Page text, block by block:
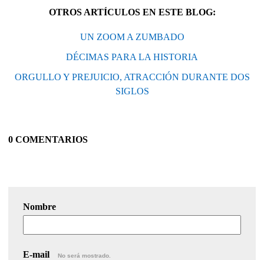
OTROS ARTÍCULOS EN ESTE BLOG:
UN ZOOM A ZUMBADO
DÉCIMAS PARA LA HISTORIA
ORGULLO Y PREJUICIO, ATRACCIÓN DURANTE DOS
SIGLOS
0 COMENTARIOS
Nombre
E-mail No será mostrado.